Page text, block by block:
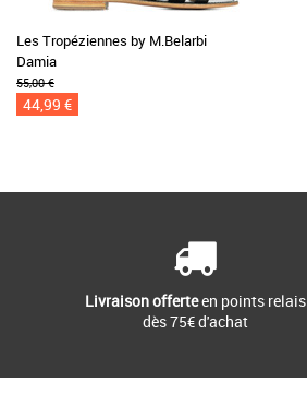
Les Tropéziennes by M.Belarbi
Damia
55,00 €
44,99 €
Livraison offerteen points relais
dès 75€ d'achat